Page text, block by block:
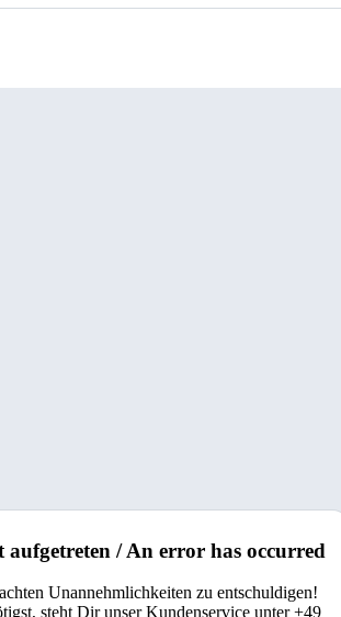
aufgetreten / An error has occurred
Unannehmlichkeiten zu entschuldigen!
steht Dir unser Kundenservice unter +49